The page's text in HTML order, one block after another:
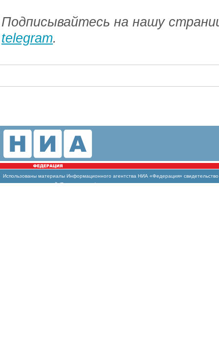
Подписывайтесь на нашу
telegram.
Использованы материалы Информационного агентства НИА «Федерация»
массовых коммуникаций (Роскомнадзор)